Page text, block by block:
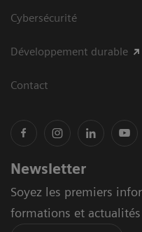
Cybersécurité
Développement durable
Contact
Newsletter
Soyez les premiers
formations et actualités